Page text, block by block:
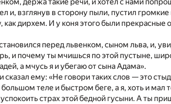
и, взглянув в сторону пыли, пустил
как дирхем. И у коня этого были прекрасные
перед львенком, сыном льва, и,
и почему ты мчишься по этой пустыне,
а мчусь я и убегаю от сына Адама».
ему: «Не говори таких слов — это
теле и быстром беге, а я, хоть и мал
страх этой бедной гусыни. А ты